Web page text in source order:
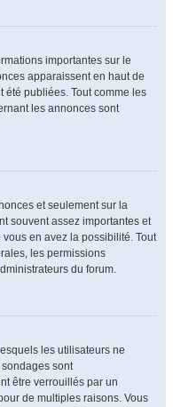
importantes sur le
apparaissent en haut de
publiées. Tout comme les
les annonces sont
et seulement sur la
souvent assez importantes et
en avez la possibilité. Tout
les permissions
du forum.
les utilisateurs ne
sont
être verrouillés par un
de multiples raisons. Vous